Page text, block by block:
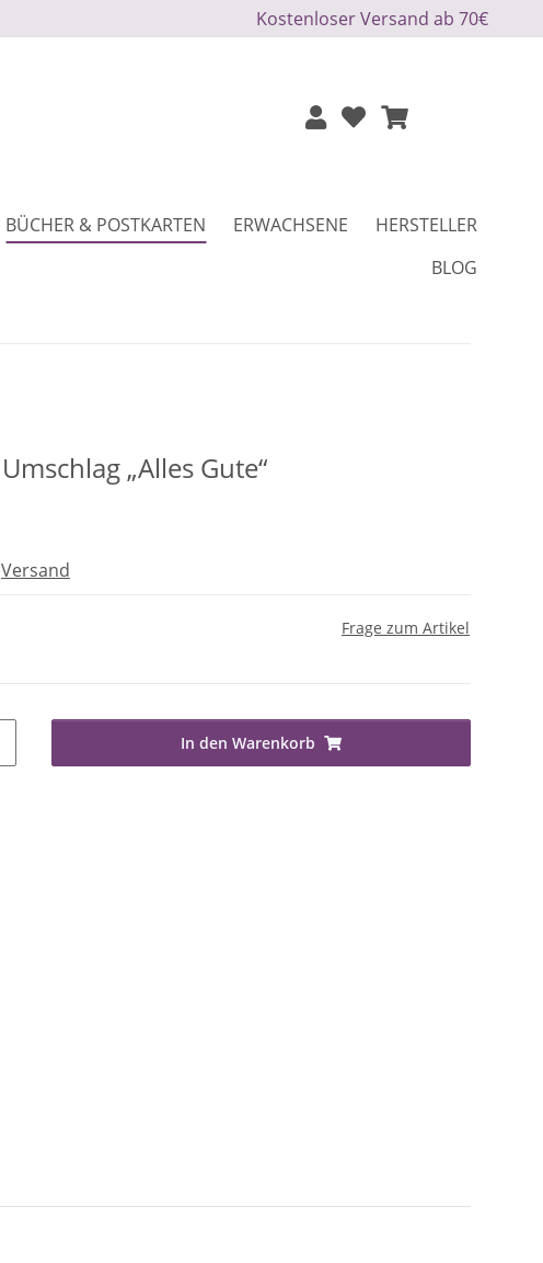
Kostenloser Versand ab 70€
BÜCHER & POSTKARTEN ERWACHSENE
HERSTELLER
BLOG
„Alles Gute“
Versand
Frage zum Artikel
In den Warenkorb